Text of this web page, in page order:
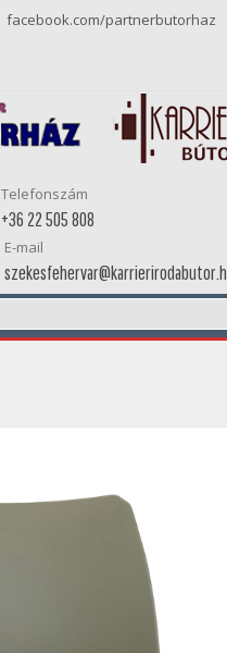
facebook.com/partnerbutorhaz
Telefonszám
+36 22 505 808
E-mail